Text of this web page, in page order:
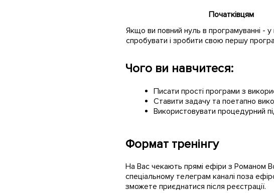
Початківцям
Якщо ви повний нуль в програмуванні - у
спробувати і зробити свою першу
Чого ви навчитеся:
Писати прості програми з
Ставити задачу та поетапно
Використовувати процедурний
Формат тренінгу
На Вас чекають прямі ефіри з Романом
спеціальному телеграм каналі поза
зможете приєднатися після реєстрації.